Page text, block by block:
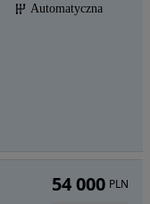
Automatyczna
54 000 PLN